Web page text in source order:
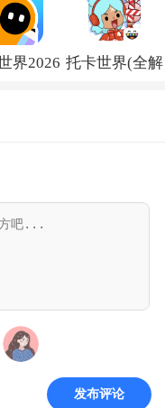
菜单 (Subway
Surf)v3.66.0
界2026 托卡世界(全解
发布评论